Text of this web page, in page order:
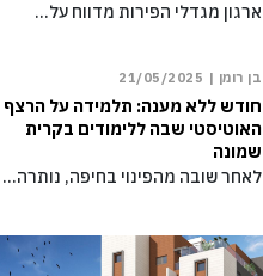
ארגון מגדלי הפירות מדווח על…
בן רומן | 21/05/2025
חודש ללא מענה: תלמידה על הרצף
האוטיסטי שבה ללימודים בקרית
שמונה
לאחר שובה מהפינוי בחיפה, נותרה…